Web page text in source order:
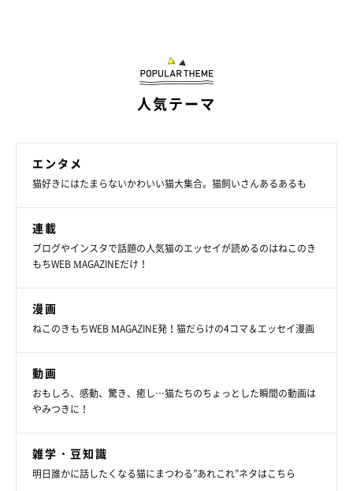
人気テーマ
エンタメ
猫好きにはたまらないかわいい猫大集合。猫飼いさんあるあるも
連載
ブログやインスタで話題の人気猫のエッセイが読めるのはねこのき
もちWEB MAGAZINEだけ！
漫画
ねこのきもちWEB MAGAZINE発！猫だらけの4コマ＆エッセイ漫画
動画
おもしろ、感動、驚き、癒し…猫たちのちょっとした瞬間の動画は
やみつきに！
雑学・豆知識
明日誰かに話したくなる猫にまつわる”あれこれ”ネタはこちら